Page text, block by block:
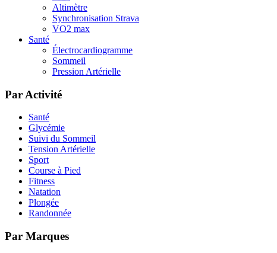
Altimètre
Synchronisation Strava
VO2 max
Santé
Électrocardiogramme
Sommeil
Pression Artérielle
Par Activité
Santé
Glycémie
Suivi du Sommeil
Tension Artérielle
Sport
Course à Pied
Fitness
Natation
Plongée
Randonnée
Par Marques